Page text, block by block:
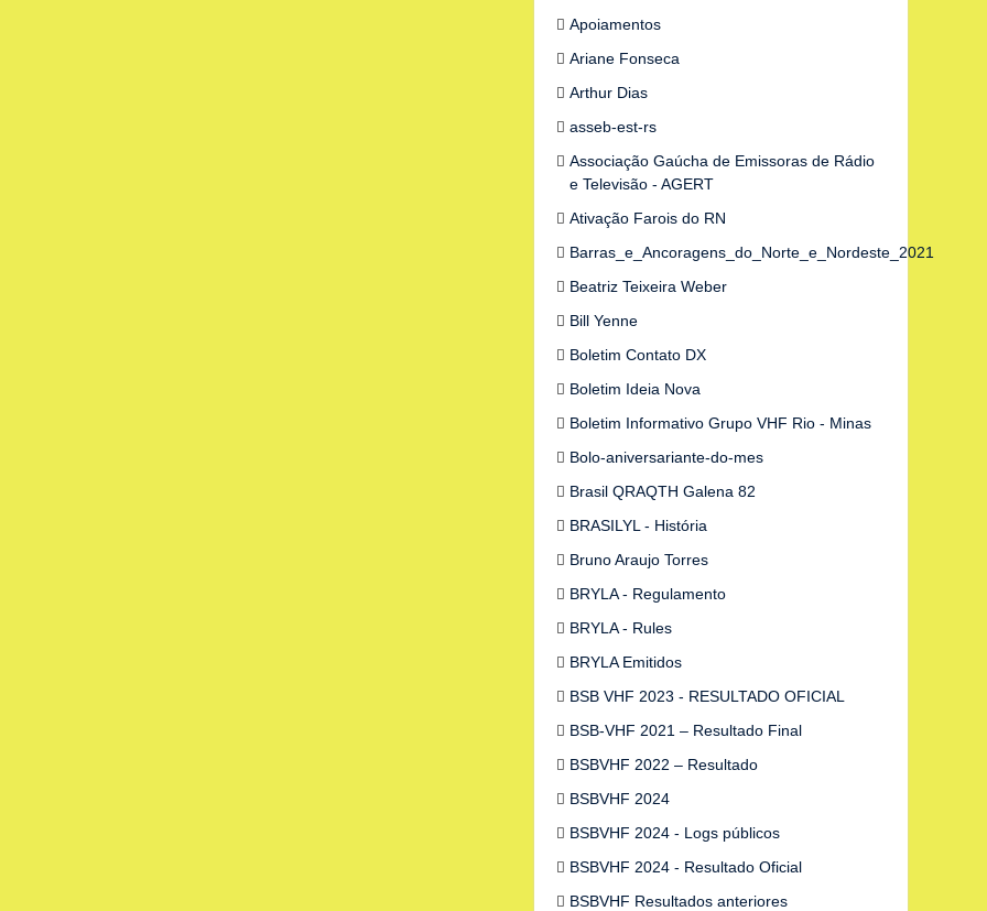
Apoiamentos
Ariane Fonseca
Arthur Dias
asseb-est-rs
Associação Gaúcha de Emissoras de Rádio
e Televisão - AGERT
Ativação Farois do RN
Barras_e_Ancoragens_do_Norte_e_Nordeste_2021
Beatriz Teixeira Weber
Bill Yenne
Boletim Contato DX
Boletim Ideia Nova
Boletim Informativo Grupo VHF Rio - Minas
Bolo-aniversariante-do-mes
Brasil QRAQTH Galena 82
BRASILYL - História
Bruno Araujo Torres
BRYLA - Regulamento
BRYLA - Rules
BRYLA Emitidos
BSB VHF 2023 - RESULTADO OFICIAL
BSB-VHF 2021 – Resultado Final
BSBVHF 2022 – Resultado
BSBVHF 2024
BSBVHF 2024 - Logs públicos
BSBVHF 2024 - Resultado Oficial
BSBVHF Resultados anteriores